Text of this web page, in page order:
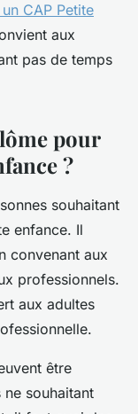
CAP Petite
aux
pas de temps
pour
?
souhaitant
enfance. Il
convenant aux
professionnels.
aux adultes
être
souhaitant